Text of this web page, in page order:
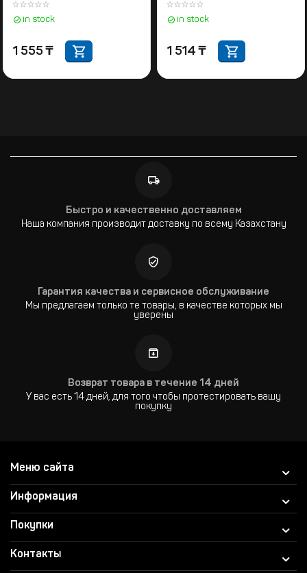
in stock
1 555 ₸
in stock
1 514 ₸
Быстро и качественно доставляем
Наша компания производит доставку по всему Казахстану
Гарантия качества и сервисное обслуживание
Мы предлагаем только те товары, в качестве которых мы
уверены
Возврат товара в течение 14 дней
У вас есть 14 дней, для того чтобы протестировать вашу
покупку
Меню сайта
Информация
Покупки
Контакты